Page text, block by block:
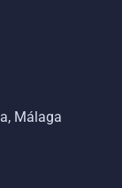
Málaga